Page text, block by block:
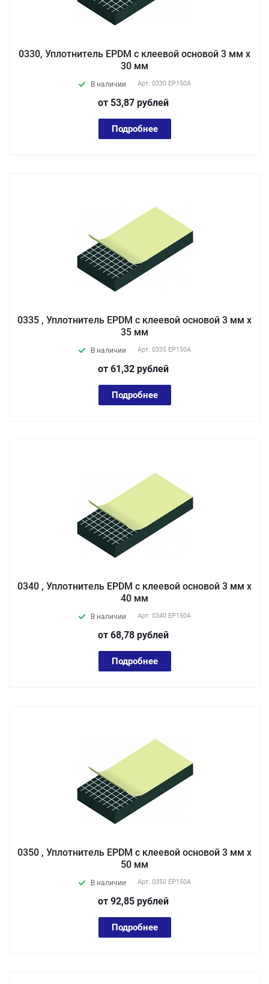
0330, Уплотнитель EPDM с клеевой основой 3 мм х
30 мм
В наличии Арт. 0330 EP150А
от 53,87 рублей
Подробнее
0335 , Уплотнитель EPDM с клеевой основой 3 мм х
35 мм
В наличии Арт. 0335 EP150А
от 61,32 рублей
Подробнее
0340 , Уплотнитель EPDM с клеевой основой 3 мм х
40 мм
В наличии Арт. 0340 EP150А
от 68,78 рублей
Подробнее
0350 , Уплотнитель EPDM с клеевой основой 3 мм х
50 мм
В наличии Арт. 0350 EP150А
от 92,85 рублей
Подробнее